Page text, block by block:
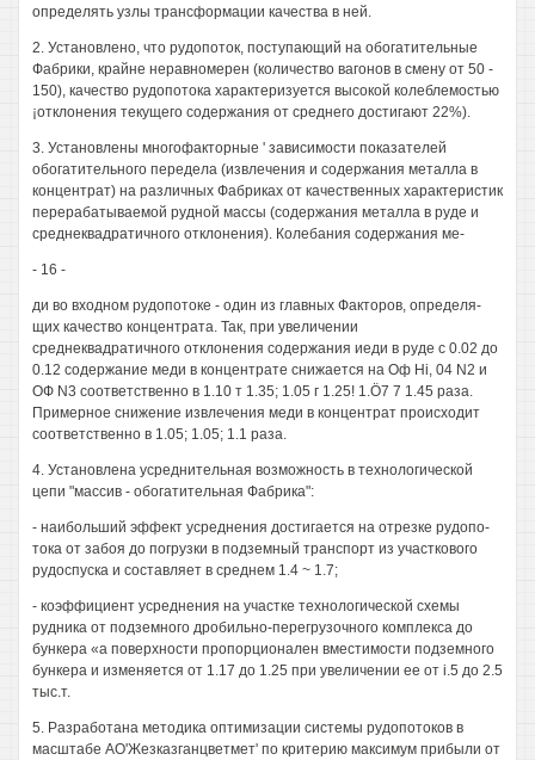
определять узлы трансформации качества в ней.
2. Установлено, что рудопоток, поступающий на обогатительные
Фабрики, крайне неравномерен (количество вагонов в смену от 50 -
150), качество рудопотока характеризуется высокой колеблемостью
¡отклонения текущего содержания от среднего достигают 22%).
3. Установлены многофакторные ' зависимости показателей
обогатительного передела (извлечения и содержания металла в
концентрат) на различных Фабриках от качественных характеристик
перерабатываемой рудной массы (содержания металла в руде и
среднеквадратичного отклонения). Колебания содержания ме-
- 16 -
ди во входном рудопотоке - один из главных Факторов, определя-
щих качество концентрата. Так, при увеличении
среднеквадратичного отклонения содержания иеди в руде с 0.02 до
0.12 содержание меди в концентрате снижается на Оф Hi, 04 N2 и
ОФ N3 соответственно в 1.10 т 1.35; 1.05 г 1.25! 1.Ö7 7 1.45 раза.
Примерное снижение извлечения меди в концентрат происходит
соответственно в 1.05; 1.05; 1.1 раза.
4. Установлена усреднительная возможность в технологической
цепи "массив - обогатительная Фабрика":
- наибольший эффект усреднения достигается на отрезке рудопо-
тока от забоя до погрузки в подземный транспорт из участкового
рудоспуска и составляет в среднем 1.4 ~ 1.7;
- коэффициент усреднения на участке технологической схемы
рудника от подземного дробильно-перегрузочного комплекса до
бункера «а поверхности пропорционален вместимости подземного
бункера и изменяется от 1.17 до 1.25 при увеличении ее от i.5 до 2.5
тыс.т.
5. Разработана методика оптимизации системы рудопотоков в
масштабе АО'Жезказганцветмет' по критерию максимум прибыли от